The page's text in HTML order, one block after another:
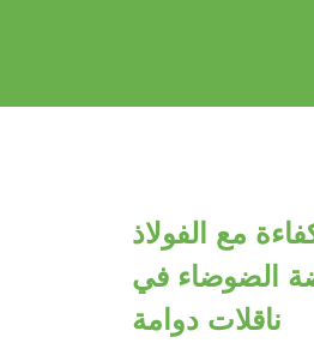
مع الفولاذ
الضوضاء في
ناقلات دوامة